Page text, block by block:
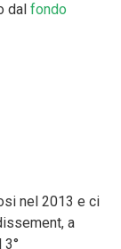
dal fondo
nel 2013 e ci
a